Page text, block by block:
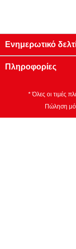
Ενημερωτικό
Πληροφορίες
* Όλες οι τιμές
Πώληση